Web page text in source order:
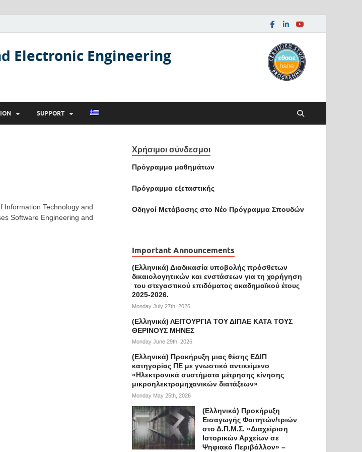
Electronic Engineering
SUPPORT
Information Technology and
Software Engineering and
Χρήσιμοι σύνδεσμοι
Πρόγραμμα μαθημάτων
Πρόγραμμα εξεταστικής
Οδηγοί Mετάβασης στο Νέο Πρόγραμμα Σπουδών
Important Announcements
(Ελληνικά) Διαδικασία υποβολής πρόσθετων
δικαιολογητικών και ενστάσεων για τη χορήγηση
του στεγαστικού επιδόματος ακαδημαϊκού έτους
2025-2026.
Monday July 27th, 2026
(Ελληνικά) ΛΕΙΤΟΥΡΓΙΑ ΤΟΥ ΔΙΠΑΕ ΚΑΤΑ ΤΟΥΣ
ΘΕΡΙΝΟΥΣ ΜΗΝΕΣ
Monday June 29th, 2026
(Ελληνικά) Προκήρυξη μιας θέσης ΕΔΙΠ
κατηγορίας ΠΕ με γνωστικό αντικείμενο
«Ηλεκτρονικά συστήματα μέτρησης κίνησης
μικροηλεκτρομηχανικών διατάξεων»
Monday May 25th, 2026
(Ελληνικά) Προκήρυξη
Εισαγωγής Φοιτητών/τριών
στο Δ.Π.Μ.Σ. «Διαχείριση
Ιστορικών Αρχείων σε
Ψηφιακό Περιβάλλον» –